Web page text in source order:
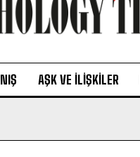
AŞK VE İLIŞKILER